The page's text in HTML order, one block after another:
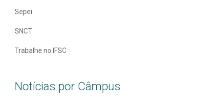
Sepei
SNCT
Trabalhe no IFSC
Notícias por Câmpus